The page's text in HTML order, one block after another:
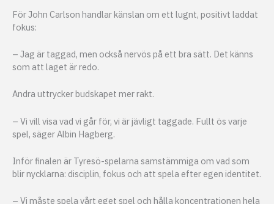
För John Carlson handlar känslan om ett lugnt, positivt laddat
fokus:
– Jag är taggad, men också nervös på ett bra sätt. Det känns
som att laget är redo.
Andra uttrycker budskapet mer rakt.
– Vi vill visa vad vi går för, vi är jävligt taggade. Fullt ös varje
spel, säger Albin Hagberg.
Inför finalen är Tyresö-spelarna samstämmiga om vad som
blir nycklarna: disciplin, fokus och att spela efter egen identitet.
– Vi måste spela vårt eget spel och hålla koncentrationen hela